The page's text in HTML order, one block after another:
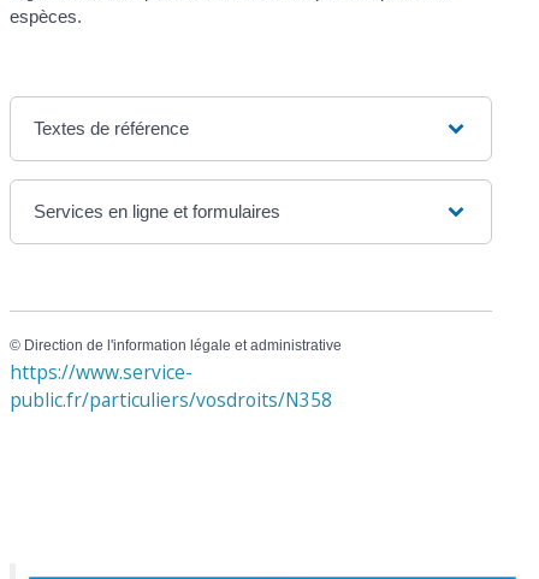
espèces.
Textes de référence
Services en ligne et formulaires
© Direction de l'information légale et administrative
https://www.service-
public.fr/particuliers/vosdroits/N358